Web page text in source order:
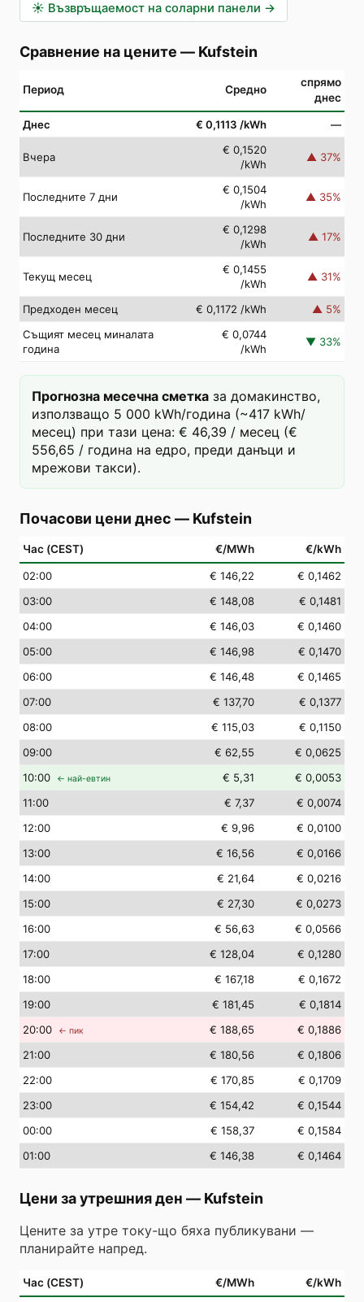
☀️ Възвръщаемост на соларни панели →
Сравнение на цените — Kufstein
Период Средно
спрямо
днес
Днес € 0,1113 /kWh —
Вчера
€ 0,1520
/kWh
▲ 37%
Последните 7 дни
€ 0,1504
/kWh
▲ 35%
Последните 30 дни
€ 0,1298
/kWh
▲ 17%
Текущ месец
€ 0,1455
/kWh
▲ 31%
Предходен месец € 0,1172 /kWh ▲ 5%
Същият месец миналата
година
€ 0,0744
/kWh
▼ 33%
Прогнозна месечна сметка за домакинство,
използващо 5 000 kWh/година (~417 kWh/
месец) при тази цена: € 46,39 / месец (€
556,65 / година на едро, преди данъци и
мрежови такси).
Почасови цени днес — Kufstein
Час (CEST) €/MWh €/kWh
02:00 € 146,22
€ 0,1462
03:00 € 148,08
€ 0,1481
04:00 € 146,03
€ 0,1460
05:00 € 146,98
€ 0,1470
06:00 € 146,48
€ 0,1465
07:00 € 137,70
€ 0,1377
08:00 € 115,03
€ 0,1150
09:00 € 62,55
€ 0,0625
10:00 ← най-евтин € 5,31
€ 0,0053
11:00 € 7,37
€ 0,0074
12:00 € 9,96
€ 0,0100
13:00 € 16,56
€ 0,0166
14:00 € 21,64
€ 0,0216
15:00 € 27,30
€ 0,0273
16:00 € 56,63
€ 0,0566
17:00 € 128,04
€ 0,1280
18:00 € 167,18
€ 0,1672
19:00 € 181,45
€ 0,1814
20:00 ← пик € 188,65
€ 0,1886
21:00 € 180,56
€ 0,1806
22:00 € 170,85
€ 0,1709
23:00 € 154,42
€ 0,1544
00:00 € 158,37
€ 0,1584
01:00 € 146,38 € 0,1464
Цени за утрешния ден — Kufstein
Цените за утре току-що бяха публикувани —
планирайте напред.
Час (CEST) €/MWh €/kWh